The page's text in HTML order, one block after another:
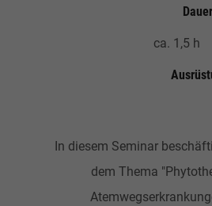
Dauer
ca. 1,5 h
In diesem Seminar
dem Thema